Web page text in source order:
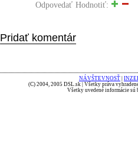
Odpovedať Hodnotiť:
Pridať komentár
NÁVŠTEVNOSŤ
(C) 2004, 2005 DSL.sk | Všetky práva
Všetky uvedené informácie sú